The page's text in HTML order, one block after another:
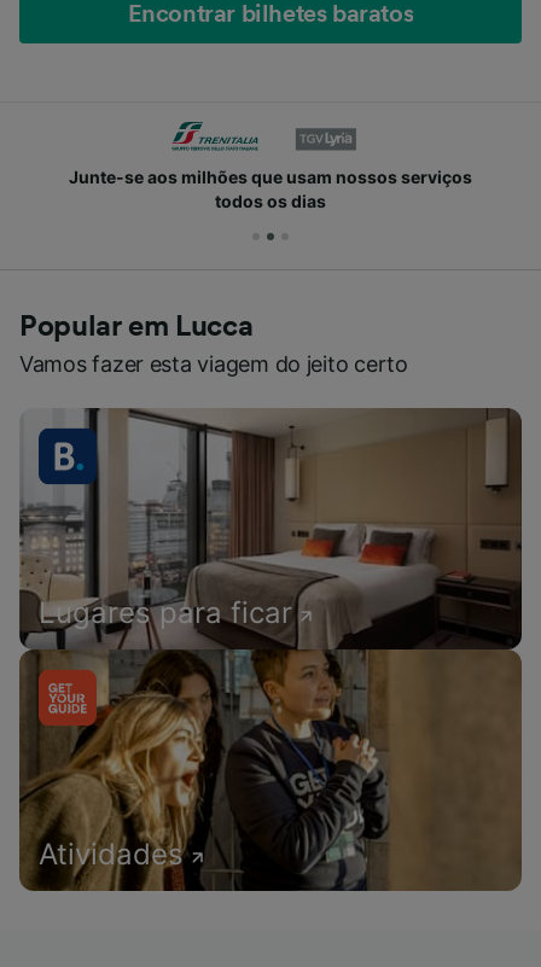
Encontrar bilhetes baratos
Junte-se aos milhões que usam nossos serviços
todos os dias
Popular em Lucca
Vamos fazer esta viagem do jeito certo
Lugares para ficar
Atividades